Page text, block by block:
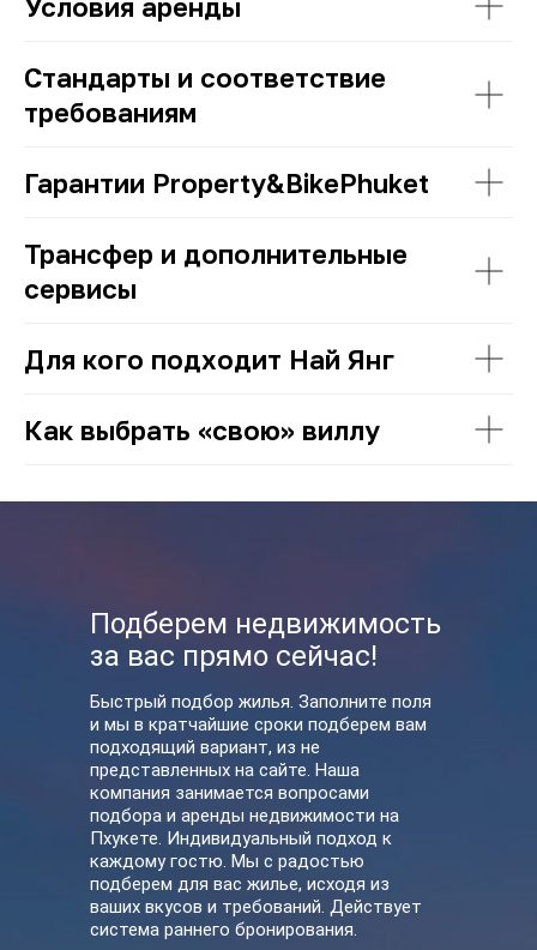
Условия аренды
Стандарты и соответствие
требованиям
Гарантии Property&BikePhuket
Трансфер и дополнительные
сервисы
Для кого подходит Най Янг
Как выбрать «свою» виллу
Подберем недвижимость
за вас прямо сейчас!
Быстрый подбор жилья. Заполните поля
и мы в кратчайшие сроки подберем вам
подходящий вариант, из не
представленных на сайте. Наша
компания занимается вопросами
подбора и аренды недвижимости на
Пхукете. Индивидуальный подход к
каждому гостю. Мы с радостью
подберем для вас жилье, исходя из
ваших вкусов и требований. Действует
система раннего бронирования.
У нас вы также можете
арендовать